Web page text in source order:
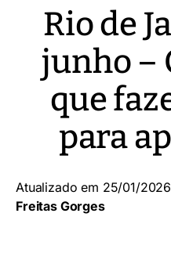
Rio de
junho –
que
para
Atualizado em 25/01/
Freitas Gorges